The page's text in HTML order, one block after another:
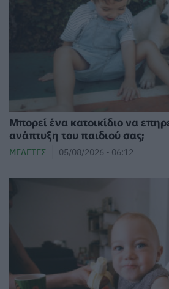
⁠Μπορεί ένα κατοικίδιο να
ανάπτυξη του παιδιού σας;
ΜΕΛΈΤΕΣ 05/08/2026 - 06:12